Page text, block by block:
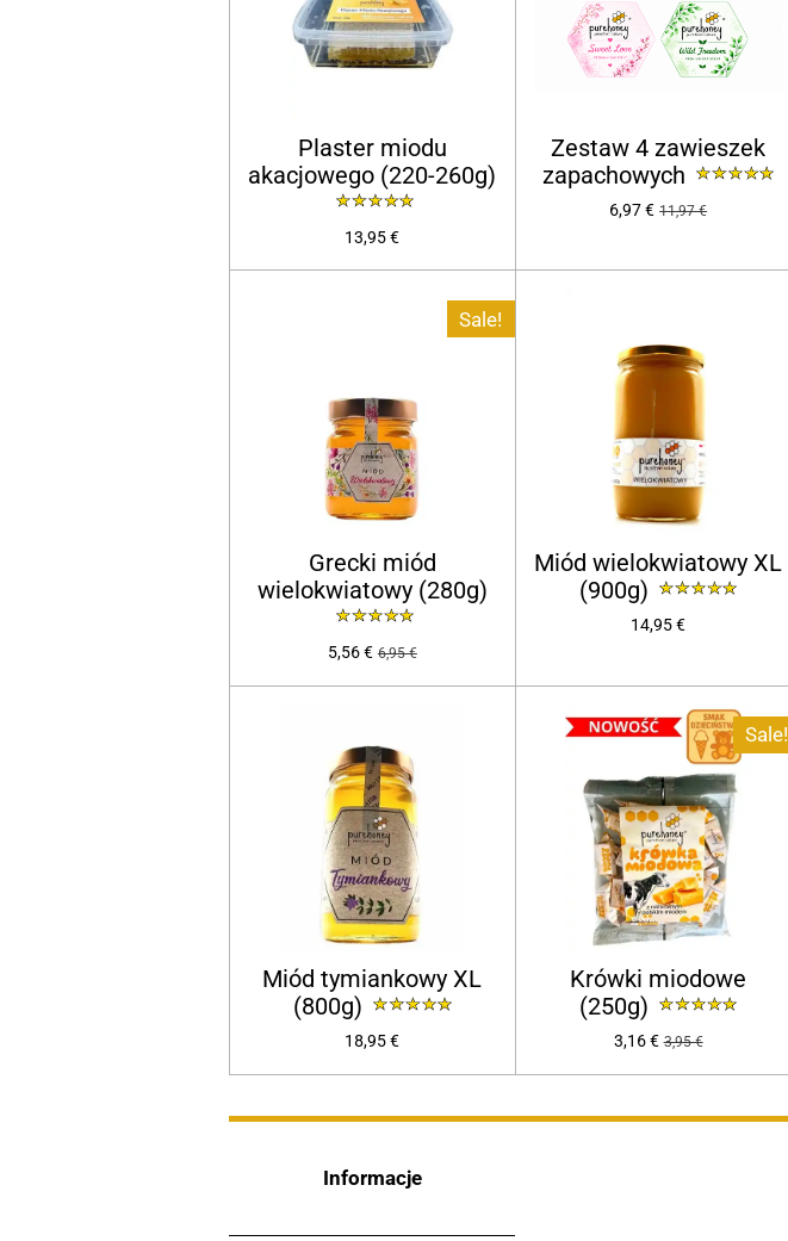
Plaster miodu
akacjowego (220-260g)
13,95 €
Zestaw 4 zawieszek
zapachowych
6,97 € 11,97 €
Sale!
Grecki miód
wielokwiatowy (280g)
5,56 € 6,95 €
Miód wielokwiatowy XL
(900g)
14,95 €
Miód tymiankowy XL
(800g)
18,95 €
Sale!
Krówki miodowe
(250g)
3,16 € 3,95 €
Informacje